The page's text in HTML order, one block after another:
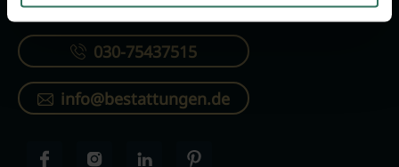
KONTAKTIEREN SIE UNS
030-75437515
info@bestattungen.de